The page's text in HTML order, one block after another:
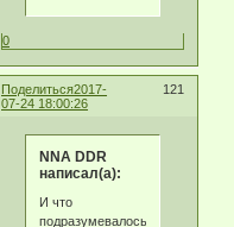
0
Поделиться 121
2017-
07-24 18:00:26
NNA DDR
написал(а):
И что
подразумевалось